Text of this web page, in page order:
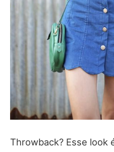
Throwback? Esse look